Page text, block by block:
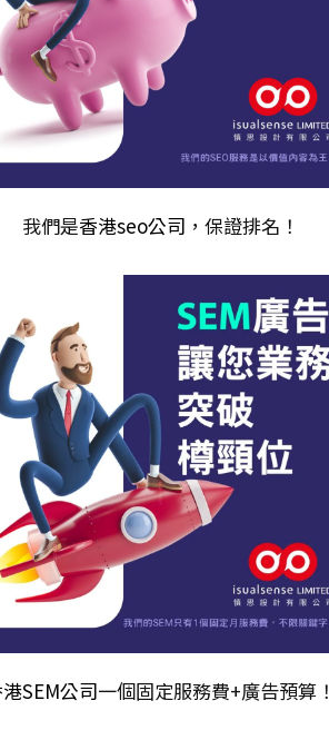
我們是香港seo公司 ，保證排名！
SEM公司一個固定服務費+廣告預算！